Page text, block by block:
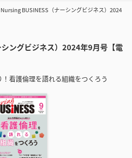
Nursing BUSINESS（ナーシングビジネス）2024
ングビジネス）2024年9月号【電
看護倫理を語れる組織をつくろう